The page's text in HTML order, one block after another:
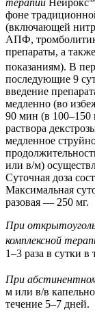
терапии Нейрокс
фоне
(включающей
АПФ,
препараты, а
показаниям). В
последующие 9
введение
медленно (во
90 мин (в 100–150
раствора
медленное
или в/м)
Суточная доза
Максимальная
разовая — 250 мг.
При
комплексной
1–3 раза в сутки в
При
м или в/в
течение 5–7 дней.